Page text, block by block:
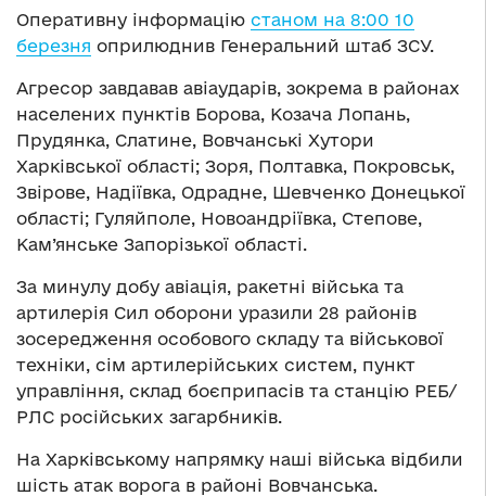
Оперативну інформацію станом на 8:00 10
березня оприлюднив Генеральний штаб ЗСУ.
Агресор завдавав авіаударів, зокрема в районах
населених пунктів Борова, Козача Лопань,
Прудянка, Слатине, Вовчанські Хутори
Харківської області; Зоря, Полтавка, Покровськ,
Звірове, Надіївка, Одрадне, Шевченко Донецької
області; Гуляйполе, Новоандріївка, Степове,
Кам’янське Запорізької області.
За минулу добу авіація, ракетні війська та
артилерія Сил оборони уразили 28 районів
зосередження особового складу та військової
техніки, сім артилерійських систем, пункт
управління, склад боєприпасів та станцію РЕБ/
РЛС російських загарбників.
На Харківському напрямку наші війська відбили
шість атак ворога в районі Вовчанська.